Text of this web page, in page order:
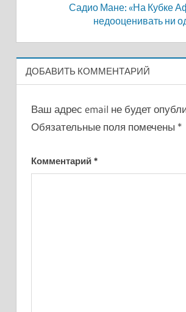
записям
Садио Мане: «На Кубке
недооценивать ни
ДОБАВИТЬ КОММЕНТАРИЙ
Ваш адрес email не будет
Обязательные поля помечены *
Комментарий *